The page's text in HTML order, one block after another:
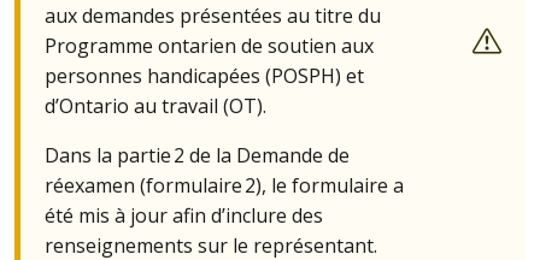
aux demandes présentées au titre du
Programme ontarien de soutien aux
personnes handicapées (POSPH) et
d’Ontario au travail (OT).
Dans la partie 2 de la Demande de
réexamen (formulaire 2), le formulaire a
été mis à jour afin d’inclure des
renseignements sur le représentant.